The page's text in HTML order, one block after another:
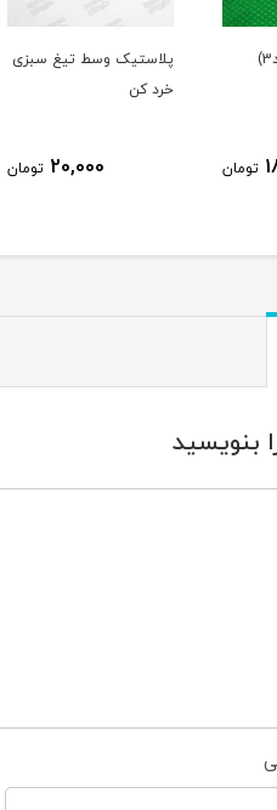
سبزی
تومان
دسته سبزی خرد کن
دستی کوچک(ارسال رنگ
40,000 تومان
بنویسید